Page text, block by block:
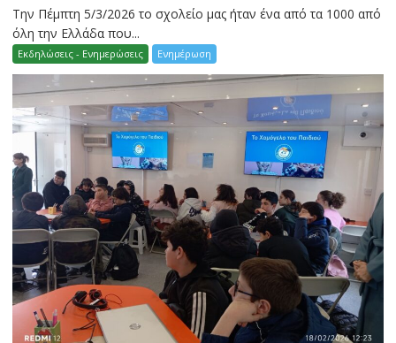
Την Πέμπτη 5/3/2026 το σχολείο μας ήταν ένα από τα 1000 από
όλη την Ελλάδα που...
Εκδηλώσεις - Ενημερώσεις Ενημέρωση